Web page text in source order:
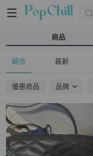
商品
綜合 最新
優惠商品 品牌